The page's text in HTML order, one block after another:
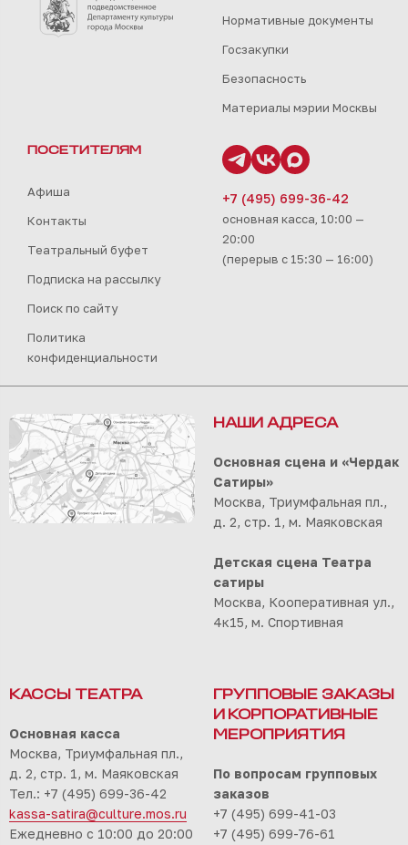
Нормативные документы
Госзакупки
Безопасность
Материалы мэрии Москвы
ПОСЕТИТЕЛЯМ
Афиша
Контакты
Театральный буфет
Подписка на рассылку
Поиск по сайту
Политика
конфиденциальности
+7 (495) 699-36-42
основная касса, 10:00 —
20:00
(перерыв с 15:30 — 16:00)
НАШИ АДРЕСА
Основная сцена и «Чердак
Сатиры»
Москва, Триумфальная пл.,
д. 2, стр. 1, м. Маяковская
Детская сцена Театра
сатиры
Москва, Кооперативная ул.,
4к15, м. Спортивная
КАССЫ ТЕАТРА
Основная касса
Москва, Триумфальная пл.,
д. 2, стр. 1, м. Маяковская
Тел.: +7 (495) 699-36-42
kassa-satira@culture.mos.ru
Ежедневно с 10:00 до 20:00
ГРУППОВЫЕ ЗАКАЗЫ
И КОРПОРАТИВНЫЕ
МЕРОПРИЯТИЯ
По вопросам групповых
заказов
+7 (495) 699-41-03
+7 (495) 699-76-61